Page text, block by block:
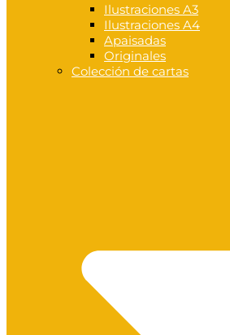
Ilustraciones A3
Ilustraciones A4
Apaisadas
Originales
Colección de cartas